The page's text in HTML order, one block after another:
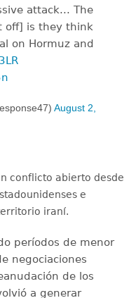
attack... The
off] is they think
on Hormuz and
August 2,
conflicto abierto desde
e
iraní.
períodos de menor
negociaciones
de los
a generar